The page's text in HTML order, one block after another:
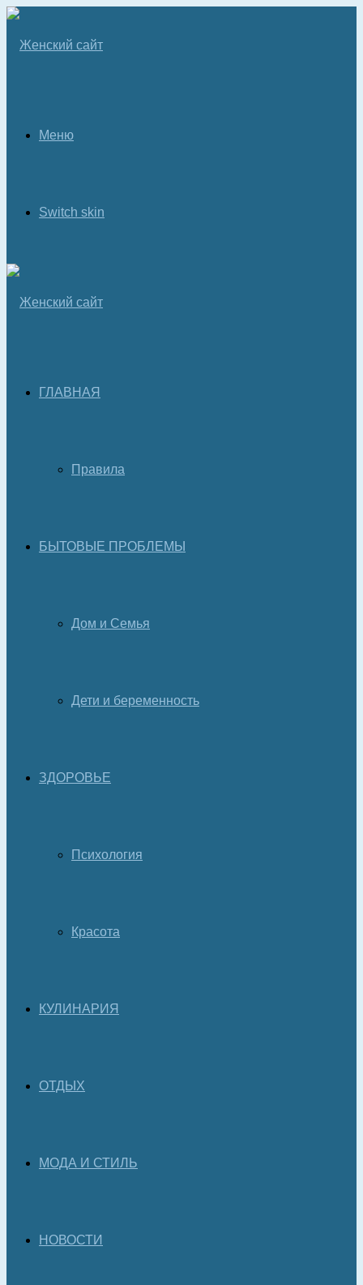
Меню
Switch skin
ГЛАВНАЯ
Правила
БЫТОВЫЕ ПРОБЛЕМЫ
Дом и Семья
Дети и беременность
ЗДОРОВЬЕ
Психология
Красота
КУЛИНАРИЯ
ОТДЫХ
МОДА И СТИЛЬ
НОВОСТИ